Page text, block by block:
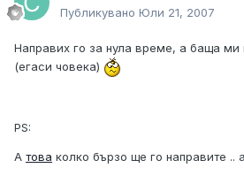
Публикувано Юли 21, 2007
Направих го за нула време, а баща ми
(егаси човека)
PS:
А това колко бързо ще го направите ..